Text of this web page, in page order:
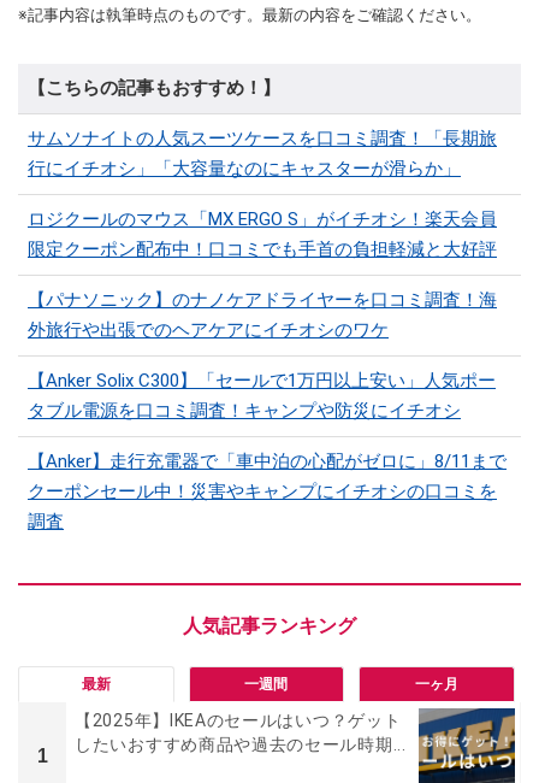
※記事内容は執筆時点のものです。最新の内容をご確認ください。
【こちらの記事もおすすめ！】
サムソナイトの人気スーツケースを口コミ調査！「長期旅
行にイチオシ」「大容量なのにキャスターが滑らか」
ロジクールのマウス「MX ERGO S」がイチオシ！楽天会員
限定クーポン配布中！口コミでも手首の負担軽減と大好評
【パナソニック】のナノケアドライヤーを口コミ調査！海
外旅行や出張でのヘアケアにイチオシのワケ
【Anker Solix C300】「セールで1万円以上安い」人気ポー
タブル電源を口コミ調査！キャンプや防災にイチオシ
【Anker】走行充電器で「車中泊の心配がゼロに」8/11まで
クーポンセール中！災害やキャンプにイチオシの口コミを
調査
最新 一週間 一ヶ月
1
【2025年】IKEAのセールはいつ？ゲット
したいおすすめ商品や過去のセール時期...